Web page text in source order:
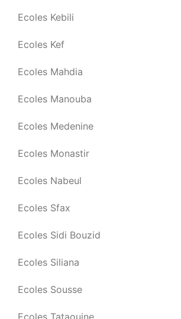
Ecoles Kebili
Ecoles Kef
Ecoles Mahdia
Ecoles Manouba
Ecoles Medenine
Ecoles Monastir
Ecoles Nabeul
Ecoles Sfax
Ecoles Sidi Bouzid
Ecoles Siliana
Ecoles Sousse
Ecoles Tataouine